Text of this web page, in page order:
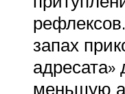
запах
меньшую